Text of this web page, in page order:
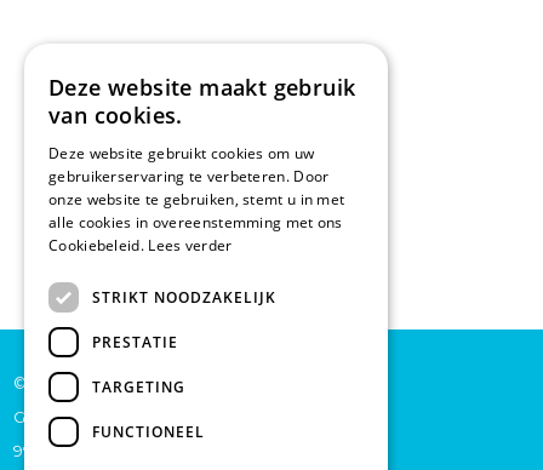
© De Backer CP bv
Grote Baan 45
9920 Lievegem
Deze website maakt gebruik
van cookies.
Deze website gebruikt cookies om uw
gebruikerservaring te verbeteren. Door
onze website te gebruiken, stemt u in met
alle cookies in overeenstemming met ons
Cookiebeleid. Lees verder
STRIKT NOODZAKELIJK
PRESTATIE
TARGETING
FUNCTIONEEL